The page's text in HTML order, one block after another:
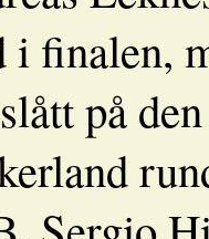
i finalen,
på